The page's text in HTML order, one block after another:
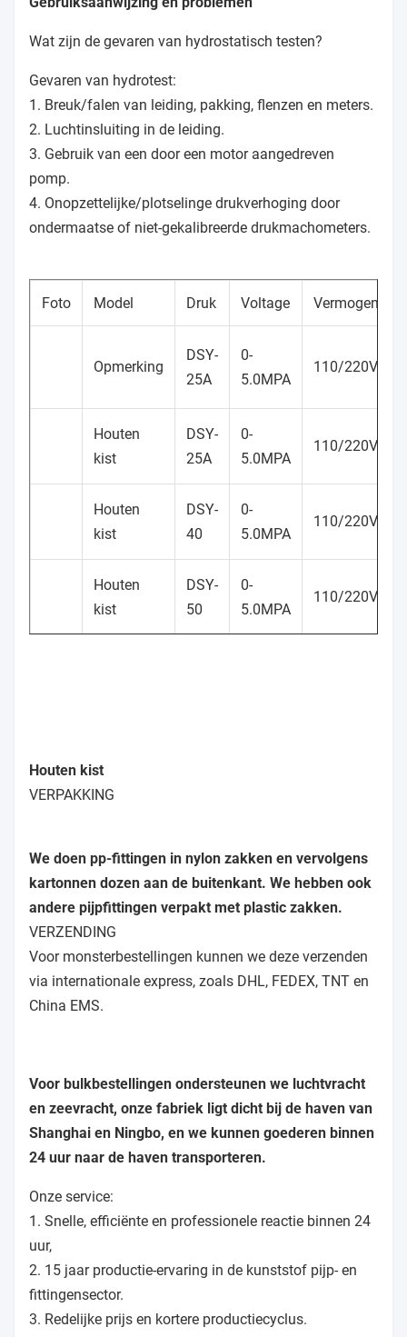
Wat zijn de gevaren van hydrostatisch testen?
Gevaren van hydrotest:
1. Breuk/falen van leiding, pakking, flenzen en meters.
2. Luchtinsluiting in de leiding.
3. Gebruik van een door een motor aangedreven
pomp.
4. Onopzettelijke/plotselinge drukverhoging door
ondermaatse of niet-gekalibreerde drukmachometers.
Foto Model Druk Voltage Vermogen
Opmerking
DSY-
25A
0-
5.0MPA
110/220V
Houten
kist
DSY-
25A
0-
5.0MPA
110/220V
Houten
kist
DSY-
40
0-
5.0MPA
110/220V
Houten
kist
DSY-
50
0-
5.0MPA
110/220V
Houten kist
VERPAKKING
We doen pp-fittingen in nylon zakken en vervolgens
kartonnen dozen aan de buitenkant. We hebben ook
andere pijpfittingen verpakt met plastic zakken.
VERZENDING
Voor monsterbestellingen kunnen we deze verzenden
via internationale express, zoals DHL, FEDEX, TNT en
China EMS.
Voor bulkbestellingen ondersteunen we luchtvracht
en zeevracht, onze fabriek ligt dicht bij de haven van
Shanghai en Ningbo, en we kunnen goederen binnen
24 uur naar de haven transporteren.
Onze service:
1. Snelle, efficiënte en professionele reactie binnen 24
uur,
2. 15 jaar productie-ervaring in de kunststof pijp- en
fittingensector.
3. Redelijke prijs en kortere productiecyclus.